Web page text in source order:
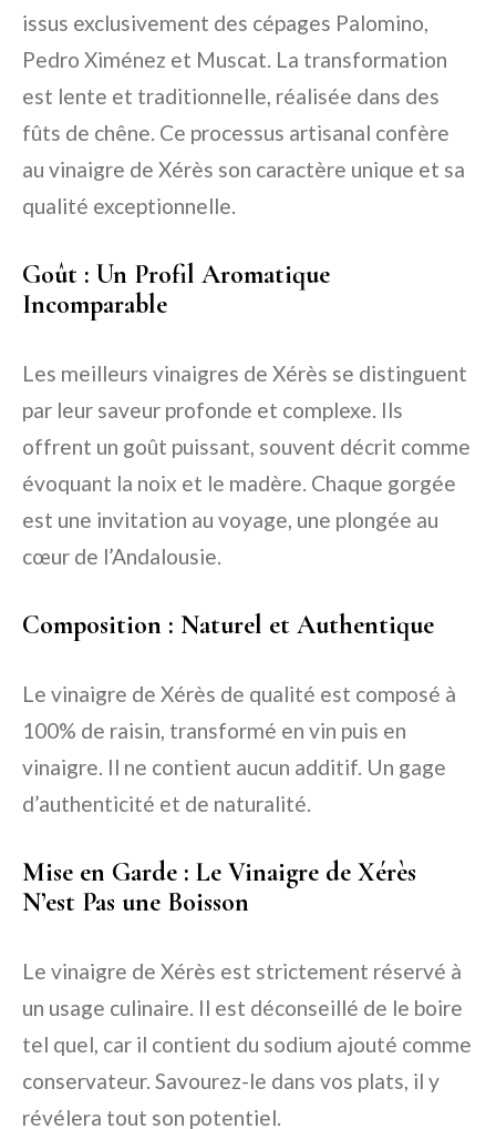
issus exclusivement des cépages Palomino,
Pedro Ximénez et Muscat. La transformation
est lente et traditionnelle, réalisée dans des
fûts de chêne. Ce processus artisanal confère
au vinaigre de Xérès son caractère unique et sa
qualité exceptionnelle.
Goût : Un Profil Aromatique
Incomparable
Les meilleurs vinaigres de Xérès se distinguent
par leur saveur profonde et complexe. Ils
offrent un goût puissant, souvent décrit comme
évoquant la noix et le madère. Chaque gorgée
est une invitation au voyage, une plongée au
cœur de l’Andalousie.
Composition : Naturel et Authentique
Le vinaigre de Xérès de qualité est composé à
100% de raisin, transformé en vin puis en
vinaigre. Il ne contient aucun additif. Un gage
d’authenticité et de naturalité.
Mise en Garde : Le Vinaigre de Xérès
N’est Pas une Boisson
Le vinaigre de Xérès est strictement réservé à
un usage culinaire. Il est déconseillé de le boire
tel quel, car il contient du sodium ajouté comme
conservateur. Savourez-le dans vos plats, il y
révélera tout son potentiel.